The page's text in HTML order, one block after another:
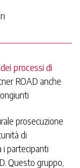
processi di
ROAD anche
prosecuzione
di
partecipanti
Questo gruppo,